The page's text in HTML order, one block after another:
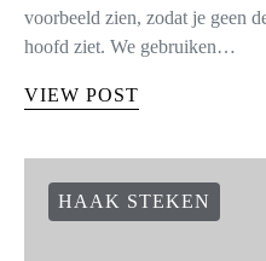
voorbeeld zien, zodat je geen
hoofd ziet. We gebruiken…
VIEW POST
HAAK STEKEN